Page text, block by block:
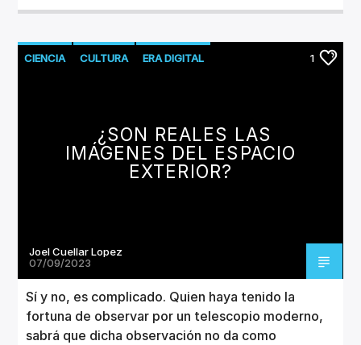
CIENCIA CULTURA ERA DIGITAL 1
¿SON REALES LAS
IMÁGENES DEL ESPACIO
EXTERIOR?
Joel Cuellar Lopez
07/09/2023
Sí y no, es complicado. Quien haya tenido la
fortuna de observar por un telescopio moderno,
sabrá que dicha observación no da como